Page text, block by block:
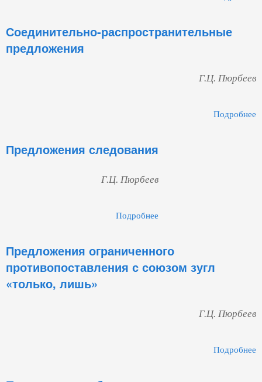
Соединительно-распространительные
предложения
Г.Ц. Пюрбеев
Подробнее
Предложения следования
Г.Ц. Пюрбеев
Подробнее
Предложения ограниченного
противопоставления с союзом зугл
«только, лишь»
Г.Ц. Пюрбеев
Подробнее